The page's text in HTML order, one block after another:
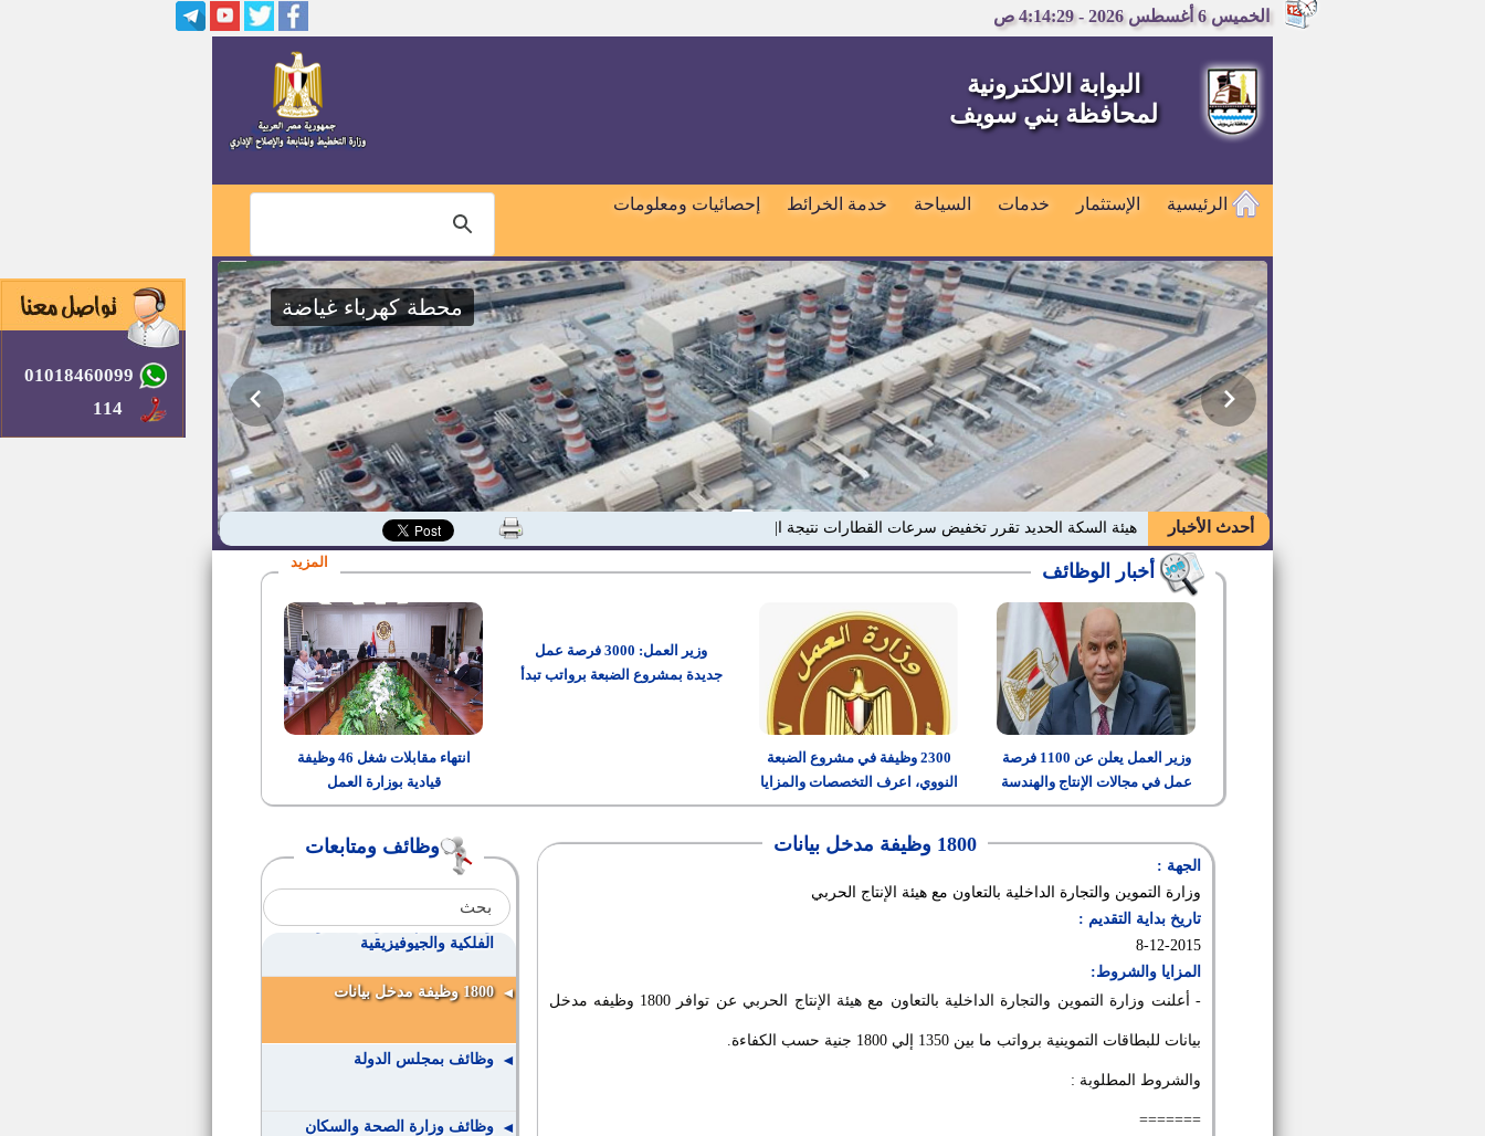
01018460099
114
الخميس 6 أغسطس 2026 - 4:14:30 ص
البوابة الالكترونية
لمحافظة بني سويف
الرئيسية الإستثمار خدمات السياحة خدمة الخرائط إحصائيات ومعلومات
محطة كهرباء غياضة
أحدث الأخبار هيئة السكة الحديد تقرر تخفيض سرعات القطارات نتيجة ارتفاع درجات|
المزيد
وزير العمل يعلن عن 1100 فرصة
عمل في مجالات الإنتاج والهندسة
والتشغيل
2300 وظيفة في مشروع الضبعة
النووي، اعرف التخصصات والمزايا
وطريقة التقديم
وزير العمل: 3000 فرصة عمل
جديدة بمشروع الضبعة برواتب تبدأ
انتهاء مقابلات شغل 46 وظيفة
قيادية بوزارة العمل
1800 وظيفة مدخل بيانات
الجهة :
وزارة التموين والتجارة الداخلية بالتعاون مع هيئة الإنتاج الحربي
تاريخ بداية التقديم :
8-12-2015
المزايا والشروط:
- أعلنت وزارة التموين والتجارة الداخلية بالتعاون مع هيئة الإنتاج الحربي عن توافر 1800 وظيفه مدخل
بيانات للبطاقات التموينية برواتب ما بين 1350 إلي 1800 جنية حسب الكفاءة.
والشروط المطلوبة :
=======
وظائف ومتابعات
وظائف بشركة السلمي لمجازر
600 فرصة عمل بوزارة الكهرباء
مقيمي الشعائر بنظام المكافأة
وظائف بوزارة التخطيط والمتابعة
والإصلاح الإداري
مندوب مساعد بمجلس الدولة
مواعيد سحب وتقديم الملفات
لوظيفة معاون نيابة إدارية
وظائف النيابة الإدارية
50فرصة عمل بالمملكة العربية
السعودية
أسماء الناجحين في الامتحان
التحريري لوظيفة "واعظ"
مطلوب مهندسين بهيئة المحطات
وظيفة مسؤول الالتزام
"complianc"
وظيفة سكرتير لمركز ومدينة
الواسطى
وظائف المعهد القومي للبحوث
الفلكية والجيوفيزيقية
1800 وظيفة مدخل بيانات
وظائف بمجلس الدولة
وظائف وزارة الصحة والسكان